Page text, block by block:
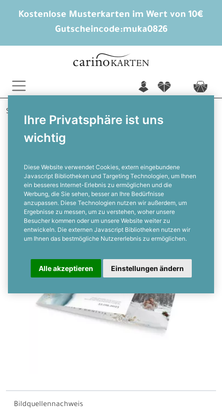
Kostenlose Musterkarten im Wert von 10€
Gutscheincode:muka0826
Ihre Privatsphäre ist uns
wichtig
Diese Website verwendet Cookies, extern eingebundene
Javascript Bibliotheken und Targeting Technologien, um Ihnen
ein besseres Internet-Erlebnis zu ermöglichen und die
Werbung, die Sie sehen, besser an Ihre Bedürfnisse
anzupassen. Diese Technologien nutzen wir außerdem, um
Ergebnisse zu messen, um zu verstehen, woher unsere
Besucher kommen oder um unsere Website weiter zu
entwickeln. Die externen Javascript Bibliotheken nutzen wir
um Ihnen das bestmögliche Nutzererlebnis zu ermöglichen.
Alle akzeptieren Einstellungen ändern
n f c
Startseite
Stefanie und Dominik
Bildquellennachweis
Moderne Hochzeitsdanksagung zur
türkisfarbenen Aquarelldesign und
goldfarbenen Sprenkeln